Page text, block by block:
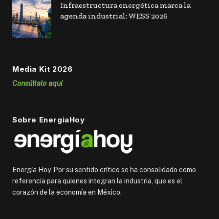
Infraestructura energética marca la
agenda industrial: WESS 2026
Media Kit 2026
Consúltalo aquí
Sobre EnergiaHoy
Energía Hoy. Por su sentido crítico se ha consolidado como
referencia para quienes integran la industria, que es el
corazón de la economía en México.